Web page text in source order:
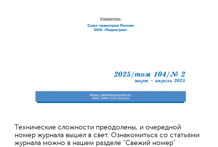
Технические сложности преодолены, и очередной
номер журнала вышел в свет. Ознакомиться со статьями
журнала можно в нашем разделе "Свежий номер"